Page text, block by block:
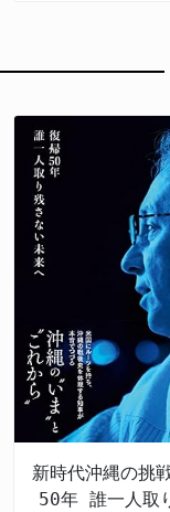
新時代沖縄の挑
50年 誰一人取